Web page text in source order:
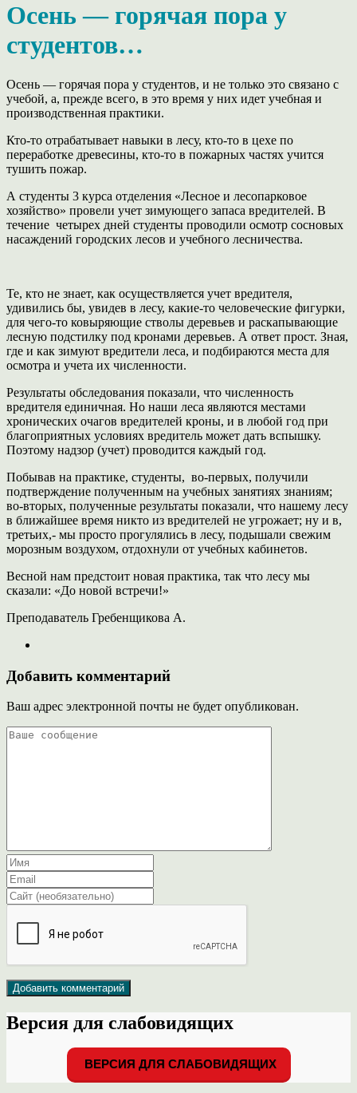
Осень — горячая пора у
студентов…
Осень — горячая пора у студентов, и не только это связано с
учебой, а, прежде всего, в это время у них идет учебная и
производственная практики.
Кто-то отрабатывает навыки в лесу, кто-то в цехе по
переработке древесины, кто-то в пожарных частях учится
тушить пожар.
А студенты 3 курса отделения «Лесное и лесопарковое
хозяйство» провели учет зимующего запаса вредителей. В
течение четырех дней студенты проводили осмотр сосновых
насаждений городских лесов и учебного лесничества.
Те, кто не знает, как осуществляется учет вредителя,
удивились бы, увидев в лесу, какие-то человеческие фигурки,
для чего-то ковыряющие стволы деревьев и раскапывающие
лесную подстилку под кронами деревьев. А ответ прост. Зная,
где и как зимуют вредители леса, и подбираются места для
осмотра и учета их численности.
Результаты обследования показали, что численность
вредителя единичная. Но наши леса являются местами
хронических очагов вредителей кроны, и в любой год при
благоприятных условиях вредитель может дать вспышку.
Поэтому надзор (учет) проводится каждый год.
Побывав на практике, студенты, во-первых, получили
подтверждение полученным на учебных занятиях знаниям;
во-вторых, полученные результаты показали, что нашему лесу
в ближайшее время никто из вредителей не угрожает; ну и в,
третьих,- мы просто прогулялись в лесу, подышали свежим
морозным воздухом, отдохнули от учебных кабинетов.
Весной нам предстоит новая практика, так что лесу мы
сказали: «До новой встречи!»
Преподаватель Гребенщикова А.
Добавить комментарий
Ваш адрес электронной почты не будет опубликован.
Версия для слабовидящих
ВЕРСИЯ ДЛЯ СЛАБОВИДЯЩИХ